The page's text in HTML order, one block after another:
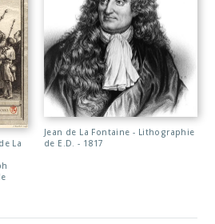
La
Jean de La Fontaine - Lithographie
de E.D. - 1817